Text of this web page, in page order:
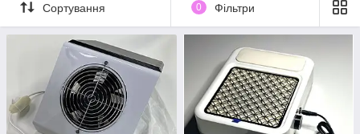
Сортування 0 Фільтри